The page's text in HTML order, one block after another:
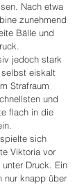
Nach etwa
zunehmend
Bälle und
jedoch stark
eiskalt
Strafraum
und
flach in die
sich
Viktoria vor
Druck. Ein
nur knapp über